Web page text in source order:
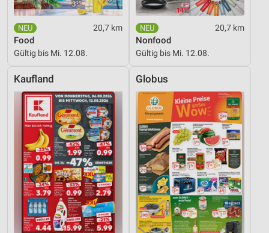
20,7 km
Food
Gültig bis Mi. 12.08.
20,7 km
Nonfood
Gültig bis Mi. 12.08.
Kaufland Globus